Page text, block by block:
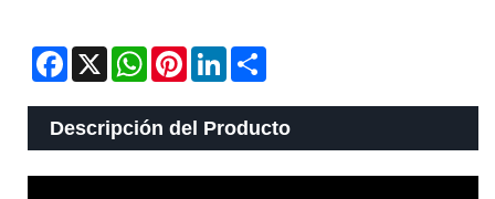
Facebook
X WhatsAppPinterestLinkedIn
Descripción del Producto